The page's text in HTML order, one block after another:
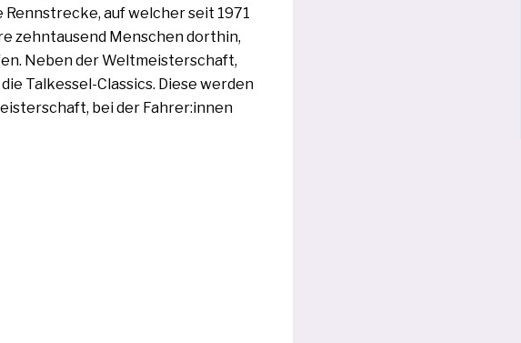
Rennstrecke, auf wel­cher seit 1971
zehn­tau­send Menschen dort­hin,
Neben der Weltmeisterschaft,
Talkessel-Classics. Diese wer­den
bei der Fahrer:innen